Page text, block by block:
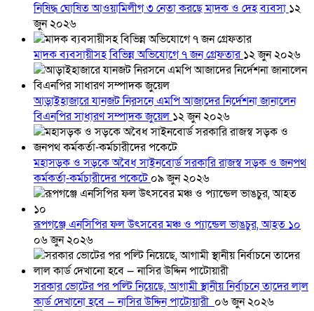
নিষিদ্ধ ঘোষিত আওয়ামিলীগ ৩ নেতা করছে মাদক ও দেহ ব্যবসা ১২
জুন ২০২৬
মাদক ব্যবসায়ীসহ বিভিন্ন অভিযোগে ৭ জন গ্রেফতার১২ জুন ২০২৬
আড়াইহাজারে যানজট নিরসনে এমপি আজাদের নির্দেশনা জানালেন
বিএনপির সাধারণ সম্পাদক জুয়েল ১২ জুন ২০২৬
মহাসড়ক ও সড়কে অবৈধ সাইনবোর্ড সরকারি রাজস্ব সড়ক ও জনপথ
কর্মকর্তা-কর্মচারীদের পকেটে০৯ জুন ২০২৬
রূপগঞ্জে এনসিপির ফল উৎসবের মঞ্চ ও প্যান্ডেল ভাঙচুর, আহত ১০
০৬ জুন ২০২৬
সরকার ভোটের পর পল্টি নিয়েছে, আগামী স্থানীয় নির্বাচনে তাদের লাল
কার্ড দেখানো হবে — নাসির উদ্দিন পাটোয়ারী ০৬ জুন ২০২৬